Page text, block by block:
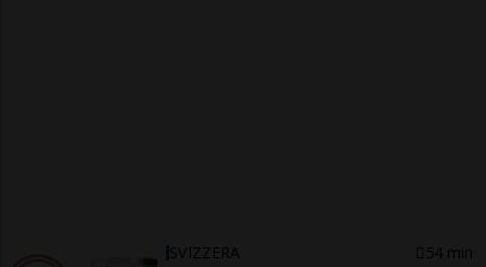
SVIZZERA 54 min